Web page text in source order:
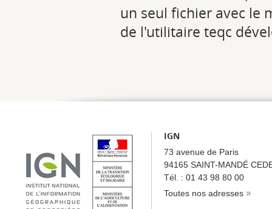
un seul fichier avec le
de l'utilitaire teqc
IGN
73 avenue de Paris
94165 SAINT-MANDÉ
Tél. : 01 43 98 80 00
Toutes nos adresses